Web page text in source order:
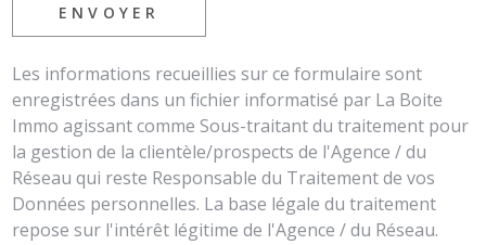
ENVOYER
Les informations recueillies sur ce formulaire sont
enregistrées dans un fichier informatisé par La Boite
Immo agissant comme Sous-traitant du traitement pour
la gestion de la clientèle/prospects de l'Agence / du
Réseau qui reste Responsable du Traitement de vos
Données personnelles. La base légale du traitement
repose sur l'intérêt légitime de l'Agence / du Réseau.